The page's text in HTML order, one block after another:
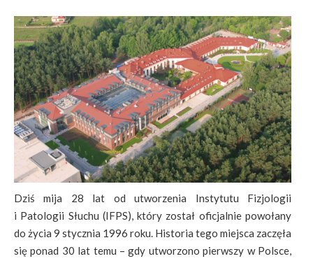
Dziś mija 28 lat od utworzenia Instytutu Fizjologii
i Patologii Słuchu (IFPS), który został oficjalnie powołany
do życia 9 stycznia 1996 roku. Historia tego miejsca zaczęła
się ponad 30 lat temu – gdy utworzono pierwszy w Polsce,